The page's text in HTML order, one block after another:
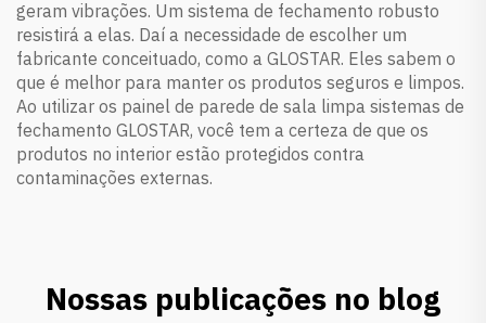
geram vibrações. Um sistema de fechamento robusto
resistirá a elas. Daí a necessidade de escolher um
fabricante conceituado, como a GLOSTAR. Eles sabem o
que é melhor para manter os produtos seguros e limpos.
Ao utilizar os painel de parede de sala limpa sistemas de
fechamento GLOSTAR, você tem a certeza de que os
produtos no interior estão protegidos contra
contaminações externas.
Nossas publicações no blog